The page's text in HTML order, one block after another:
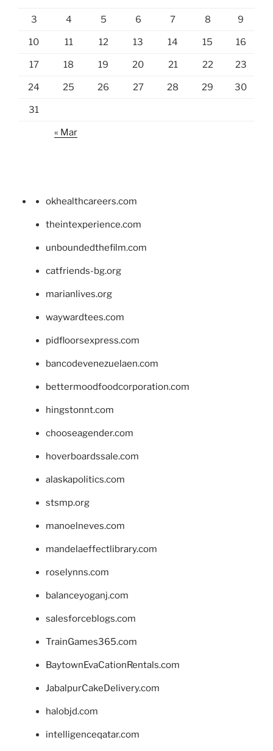
3 4 5 6 7 8 9
10 11 12 13 14 15 16
17 18 19 20 21 22 23
24 25 26 27 28 29 30
31
« Mar
okhealthcareers.com
theintexperience.com
unboundedthefilm.com
catfriends-bg.org
marianlives.org
waywardtees.com
pidfloorsexpress.com
bancodevenezuelaen.com
bettermoodfoodcorporation.com
hingstonnt.com
chooseagender.com
hoverboardssale.com
alaskapolitics.com
stsmp.org
manoelneves.com
mandelaeffectlibrary.com
roselynns.com
balanceyoganj.com
salesforceblogs.com
TrainGames365.com
BaytownEvaCationRentals.com
JabalpurCakeDelivery.com
halobjd.com
intelligenceqatar.com